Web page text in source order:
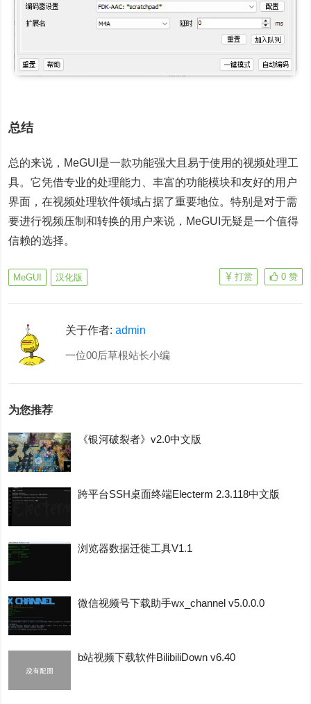
总结
总的来说，MeGUI是一款功能强大且易于使用的视频处理工
具。它凭借专业的处理能力、丰富的功能模块和友好的用户
界面，在视频处理软件领域占据了重要地位。特别是对于需
要进行视频压制和转换的用户来说，MeGUI无疑是一个值得
信赖的选择。
MeGUI 汉化版 0 赞
打赏
关于作者:admin
一位00后草根站长小编
为您推荐
《银河破裂者》v2.0中文版
跨平台SSH桌面终端Electerm 2.3.118中文版
浏览器数据迁徙工具V1.1
微信视频号下载助手wx_channel v5.0.0.0
b站视频下载软件BilibiliDown v6.40